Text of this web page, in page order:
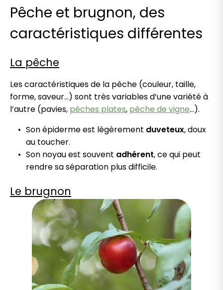
Pêche et brugnon, des
caractéristiques différentes
La pêche
Les caractéristiques de la pêche (couleur, taille,
forme, saveur…) sont très variables d’une variété à
l’autre (pavies, pêches plates, pêche de vigne…).
Son épiderme est légèrement duveteux, doux
au toucher.
Son noyau est souvent adhérent, ce qui peut
rendre sa séparation plus difficile.
Le brugnon